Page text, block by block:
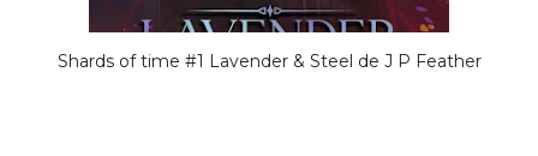
Shards of time #1 Lavender & Steel de J P Feather